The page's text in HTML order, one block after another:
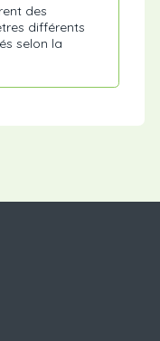
des
différents
selon la